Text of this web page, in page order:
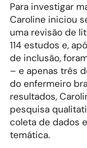
Para investigar
Caroline iniciou
uma revisão de
114 estudos e,
de inclusão,
– e apenas três
do enfermeiro
resultados,
pesquisa
coleta de dados
temática.